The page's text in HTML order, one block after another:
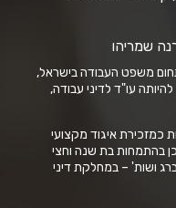
שמריהו
של למעלה מ- 20 שנה בתחום משפט העבודה בישראל,
עו"ד לדיני עבודה,
כמזכירת איגוד מקצועי
בהתמחות בת שנה וחצי
ושות' – במחלקת דיני